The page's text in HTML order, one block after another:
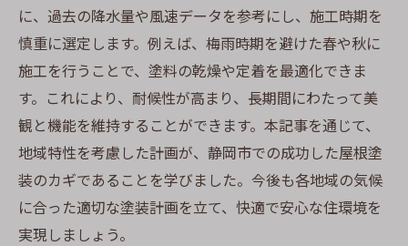
に、過去の降水量や風速データを参考にし、施工時期を
慎重に選定します。例えば、梅雨時期を避けた春や秋に
施工を行うことで、塗料の乾燥や定着を最適化できま
す。これにより、耐候性が高まり、長期間にわたって美
観と機能を維持することができます。本記事を通じて、
地域特性を考慮した計画が、静岡市での成功した屋根塗
装のカギであることを学びました。今後も各地域の気候
に合った適切な塗装計画を立て、快適で安心な住環境を
実現しましょう。